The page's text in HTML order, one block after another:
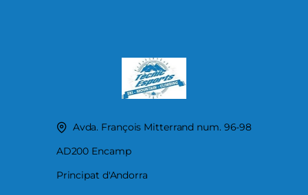
Avda. François Mitterrand num. 96-98
AD200 Encamp
Principat d'Andorra